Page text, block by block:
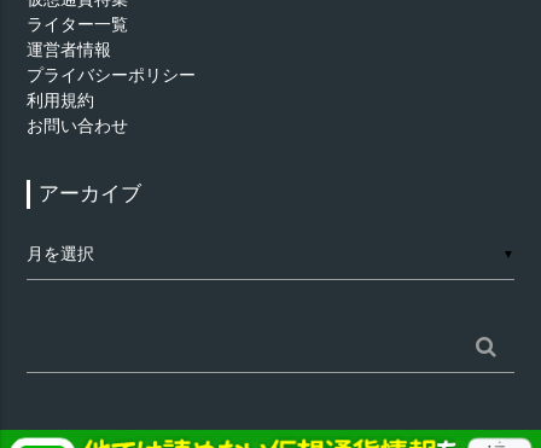
ライター一覧
運営者情報
プライバシーポリシー
利用規約
お問い合わせ
アーカイブ
ー
▼
索: